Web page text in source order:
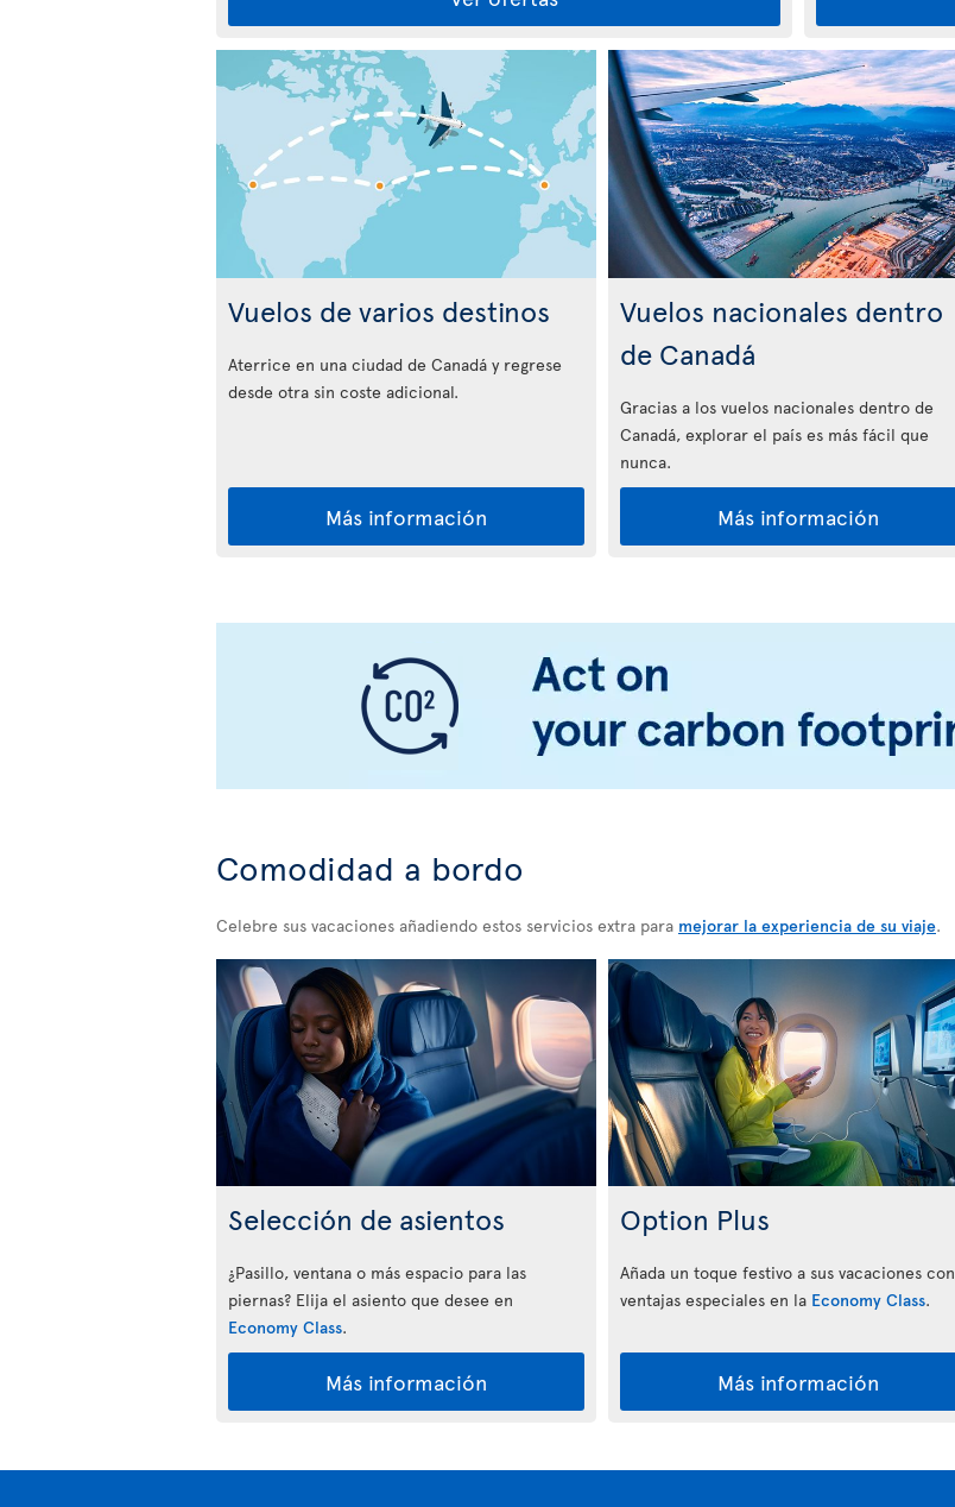
Vuelos de varios destinos
Aterrice en una ciudad de Canadá y regrese
desde otra sin coste adicional.
Más información
Vuelos nacionales dentro
de Canadá
Gracias a los vuelos nacionales dentro de
Canadá, explorar el país es más fácil que
nunca.
Más información
Comodidad a bordo
Celebre sus vacaciones añadiendo estos servicios extra para mejorar la experiencia de su viaje.
Selección de asientos
¿Pasillo, ventana o más espacio para las
piernas? Elija el asiento que desee en
Economy Class.
Más información
Option Plus
Añada un toque festivo a sus vacaciones con
ventajas especiales en la Economy Class.
Más información